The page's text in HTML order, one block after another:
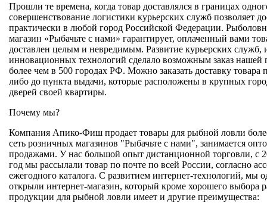
Прошли те времена, когда товар доставлялся в границах
совершенствование логистики курьерских служб позволяет
практически в любой город Российской Федерации.
магазин «Рыбачьте с нами» гарантирует, оплаченный вами
доставлен целым и невредимым. Развитие курьерских служб,
инновационных технологий сделало возможным заказ нашей
более чем в 500 городах РФ. Можно заказать доставку товара
либо до пункта выдачи, которые расположены в крупных
дверей своей квартиры.
Почему мы?
Компания Апико-Фиш продает товары для рыбной ловли
сеть розничных магазинов "Рыбачьте с нами", занимается
продажами. У нас большой опыт дистанционной торговли, с
год мы рассылали товар по почте по всей России, согласно
ежегодного каталога. С развитием интернет-технологий, мы
открыли интернет-магазин, который кроме хорошего выбора
продукции для рыбной ловли имеет и другие преимущества: